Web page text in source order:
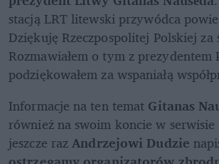
stacją LRT litewski przywódca
Dziękuję Rzeczpospolitej Polskiej
Rozmawiałem o tym z prezydentem
podziękowałem za wspaniałą
Informacje na ten temat Gitanas
również na swoim koncie w
jeszcze raz Andrzejowi Dudzie